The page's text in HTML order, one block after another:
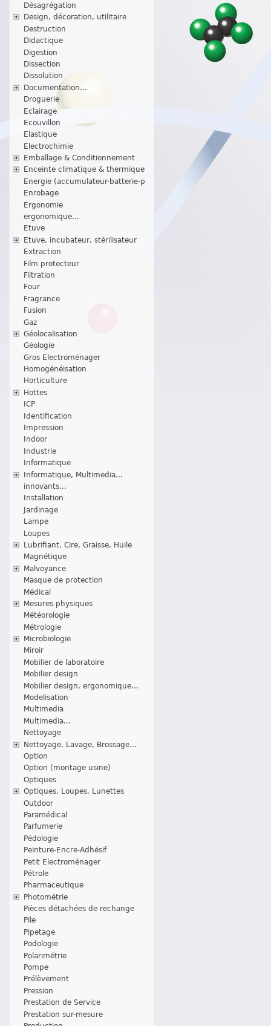
Désagrégation
Design, décoration, utilitaire
Destruction
Didactique
Digestion
Dissection
Dissolution
Documentation...
Droguerie
Eclairage
Ecouvillon
Elastique
Electrochimie
Emballage & Conditionnement
Enceinte climatique & thermique
Energie (accumulateur-batterie-p
Enrobage
Ergonomie
ergonomique...
Etuve
Etuve, incubateur, stérilisateur
Extraction
Film protecteur
Filtration
Four
Fragrance
Fusion
Gaz
Géolocalisation
Géologie
Gros Electroménager
Homogénéisation
Horticulture
Hottes
ICP
Identification
Impression
Indoor
Industrie
Informatique
Informatique, Multimedia...
innovants...
Installation
Jardinage
Lampe
Loupes
Lubrifiant, Cire, Graisse, Huile
Magnétique
Malvoyance
Masque de protection
Médical
Mesures physiques
Météorologie
Métrologie
Microbiologie
Miroir
Mobilier de laboratoire
Mobilier design
Mobilier design, ergonomique...
Modelisation
Multimedia
Multimedia...
Nettoyage
Nettoyage, Lavage, Brossage...
Option
Option (montage usine)
Optiques
Optiques, Loupes, Lunettes
Outdoor
Paramédical
Parfumerie
Pédologie
Peinture-Encre-Adhésif
Petit Electroménager
Pétrole
Pharmaceutique
Photométrie
Pièces détachées de rechange
Pile
Pipetage
Podologie
Polarimétrie
Pompe
Prélèvement
Pression
Prestation de Service
Prestation sur-mesure